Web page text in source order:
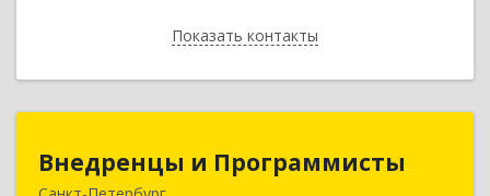
Показать контакты
Назад
Внедренцы и Программисты